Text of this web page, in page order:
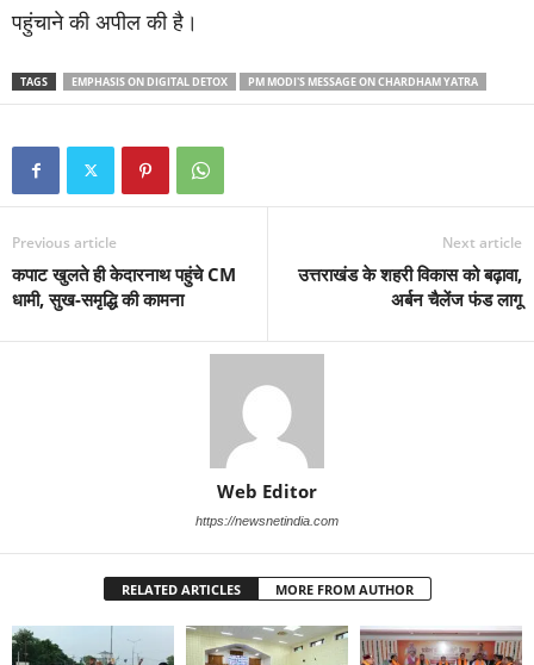
पहुंचाने की अपील की है।
TAGS EMPHASIS ON DIGITAL DETOX PM MODI'S MESSAGE ON CHARDHAM YATRA
Previous article
कपाट खुलते ही केदारनाथ पहुंचे CM
धामी, सुख-समृद्धि की कामना
Next article
उत्तराखंड के शहरी विकास को बढ़ावा,
अर्बन चैलेंज फंड लागू
Web Editor
https://newsnetindia.com
RELATED ARTICLES MORE FROM AUTHOR